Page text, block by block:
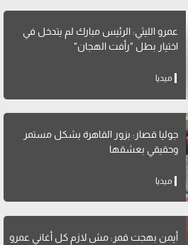
عمرو الليثي: الرئيس مبارك لم يتدخل في
اختيار بطل "رأفت الهجان"
ميديا
جوليا قصار: بزور القاهرة بشكل مستمر
وحقيقي بعشقها
ميديا
أيمن بهجت قمر: مش لازم كل أغاني عمرو